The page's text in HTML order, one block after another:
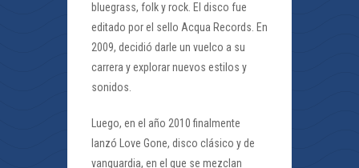
bluegrass, folk y rock. El disco fue
editado por el sello Acqua Records. En
2009, decidió darle un vuelco a su
carrera y explorar nuevos estilos y
sonidos.
Luego, en el año 2010 finalmente
lanzó Love Gone, disco clásico y de
vanguardia, en el que se mezclan